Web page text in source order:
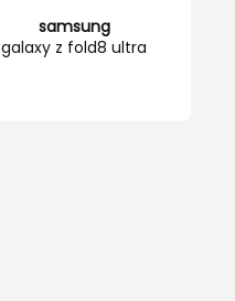
samsung
galaxy z fold8 ultra